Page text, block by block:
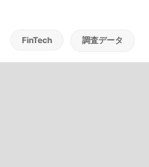
FinTech 調査データ